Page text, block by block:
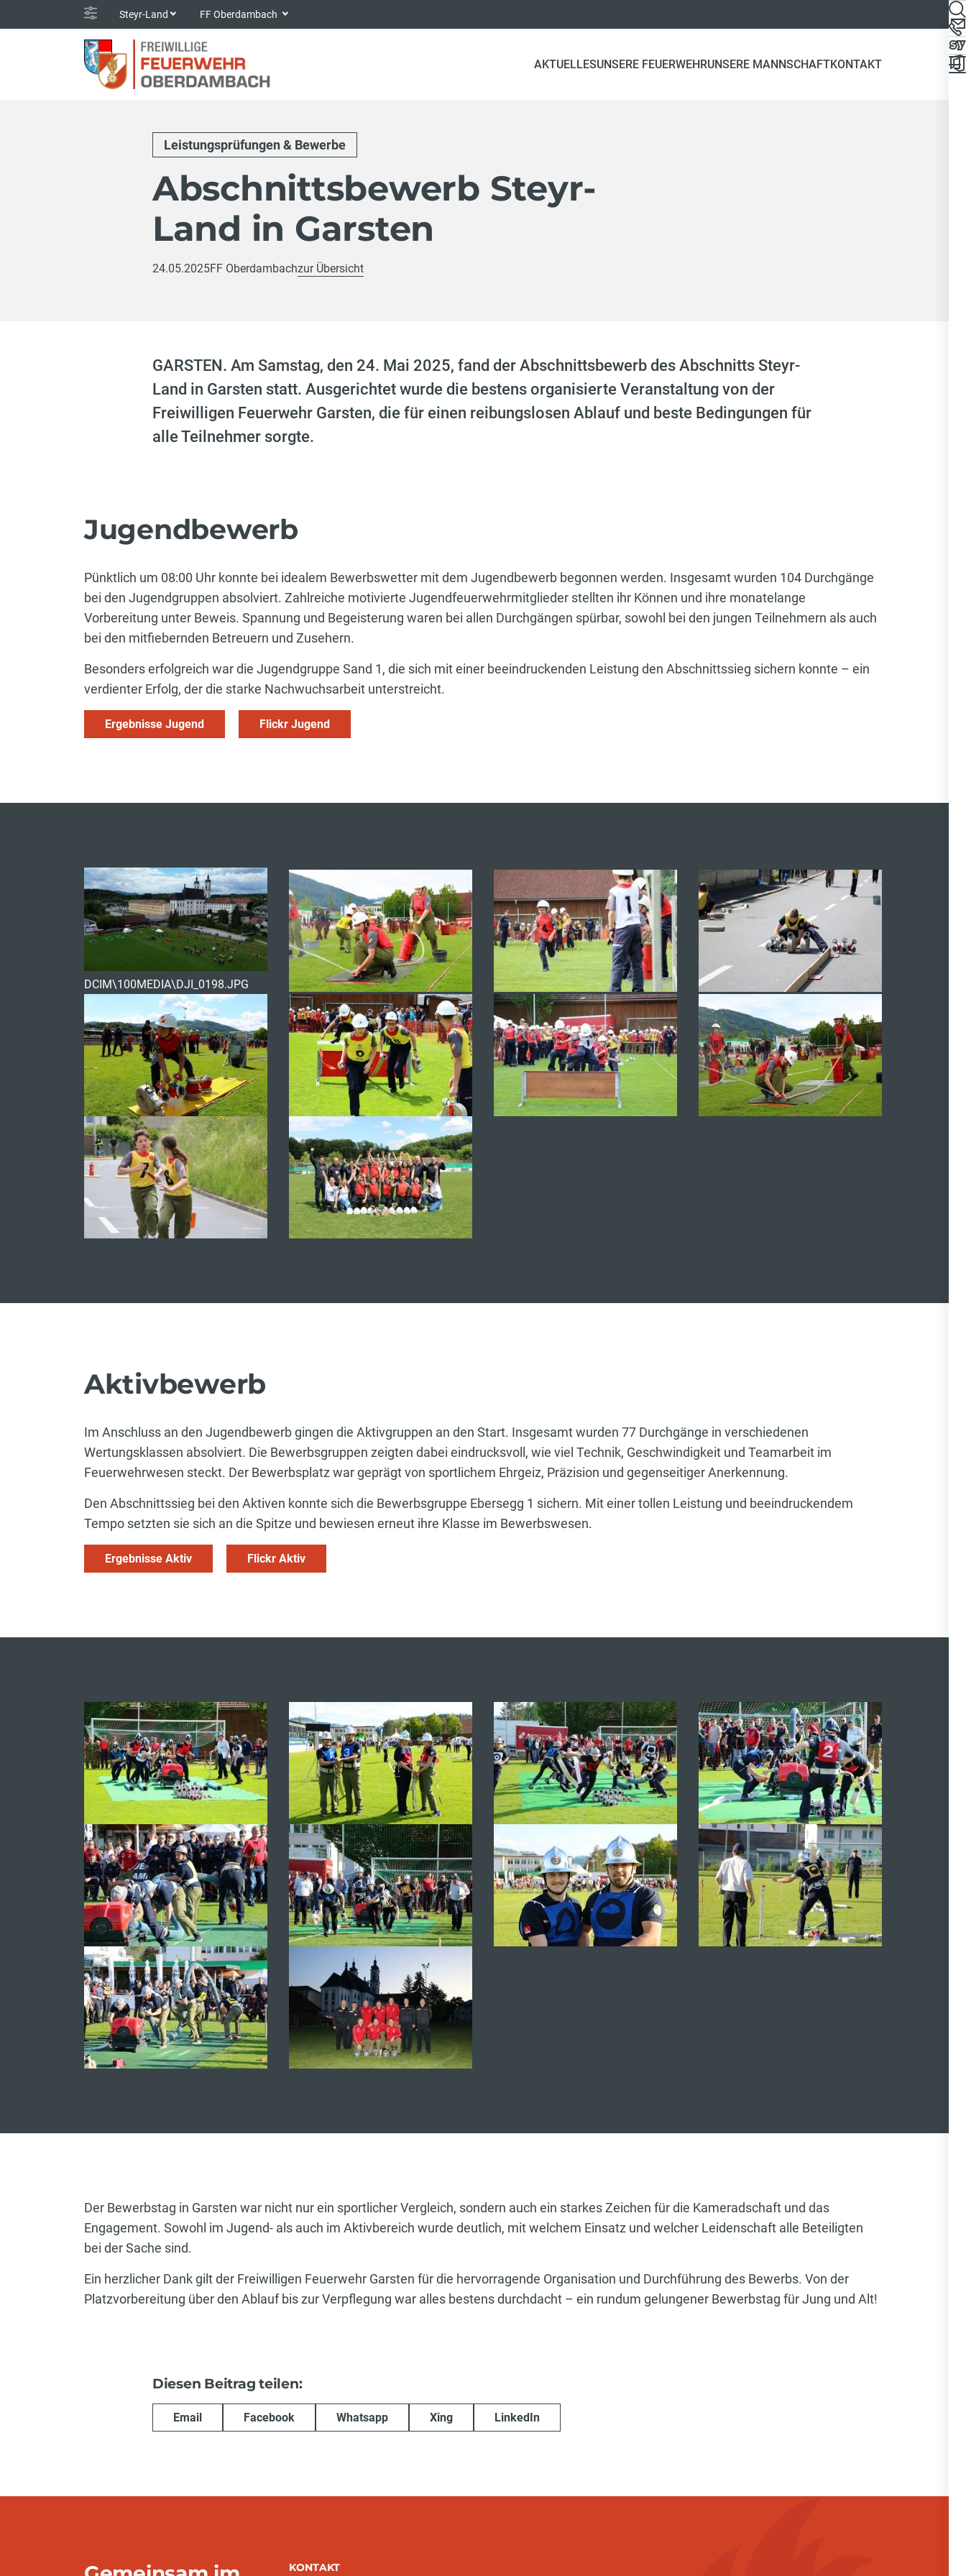
Steyr-Land FF Oberdambach
AKTUELLESUNSERE FEUERWEHRUNSERE MANNSCHAFTKONTAKT
Leistungsprüfungen & Bewerbe
Abschnittsbewerb Steyr-
Land in Garsten
24.05.2025FF Oberdambachzur Übersicht
GARSTEN. Am Samstag, den 24. Mai 2025, fand der Abschnittsbewerb des Abschnitts Steyr-
Land in Garsten statt. Ausgerichtet wurde die bestens organisierte Veranstaltung von der
Freiwilligen Feuerwehr Garsten, die für einen reibungslosen Ablauf und beste Bedingungen für
alle Teilnehmer sorgte.
Jugendbewerb
Pünktlich um 08:00 Uhr konnte bei idealem Bewerbswetter mit dem Jugendbewerb begonnen werden. Insgesamt wurden 104 Durchgänge
bei den Jugendgruppen absolviert. Zahlreiche motivierte Jugendfeuerwehrmitglieder stellten ihr Können und ihre monatelange
Vorbereitung unter Beweis. Spannung und Begeisterung waren bei allen Durchgängen spürbar, sowohl bei den jungen Teilnehmern als auch
bei den mitfiebernden Betreuern und Zusehern.
Besonders erfolgreich war die Jugendgruppe Sand 1, die sich mit einer beeindruckenden Leistung den Abschnittssieg sichern konnte – ein
verdienter Erfolg, der die starke Nachwuchsarbeit unterstreicht.
Ergebnisse Jugend Flickr Jugend
DCIM\100MEDIA\DJI_0198.JPG
Aktivbewerb
Im Anschluss an den Jugendbewerb gingen die Aktivgruppen an den Start. Insgesamt wurden 77 Durchgänge in verschiedenen
Wertungsklassen absolviert. Die Bewerbsgruppen zeigten dabei eindrucksvoll, wie viel Technik, Geschwindigkeit und Teamarbeit im
Feuerwehrwesen steckt. Der Bewerbsplatz war geprägt von sportlichem Ehrgeiz, Präzision und gegenseitiger Anerkennung.
Den Abschnittssieg bei den Aktiven konnte sich die Bewerbsgruppe Ebersegg 1 sichern. Mit einer tollen Leistung und beeindruckendem
Tempo setzten sie sich an die Spitze und bewiesen erneut ihre Klasse im Bewerbswesen.
Ergebnisse Aktiv Flickr Aktiv
Der Bewerbstag in Garsten war nicht nur ein sportlicher Vergleich, sondern auch ein starkes Zeichen für die Kameradschaft und das
Engagement. Sowohl im Jugend- als auch im Aktivbereich wurde deutlich, mit welchem Einsatz und welcher Leidenschaft alle Beteiligten
bei der Sache sind.
Ein herzlicher Dank gilt der Freiwilligen Feuerwehr Garsten für die hervorragende Organisation und Durchführung des Bewerbs. Von der
Platzvorbereitung über den Ablauf bis zur Verpflegung war alles bestens durchdacht – ein rundum gelungener Bewerbstag für Jung und Alt!
Diesen Beitrag teilen:
Email Facebook Whatsapp Xing LinkedIn
KONTAKT